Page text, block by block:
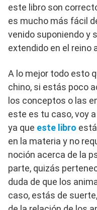
este libro son
es mucho más fácil
venido suponiendo y
extendido en el reino
A lo mejor todo esto
chino, si estás poco
los conceptos o las
este es tu caso, voy
ya que este libro
en la materia y no
noción acerca de la
parte, quizás
duda de que los
caso, estás de